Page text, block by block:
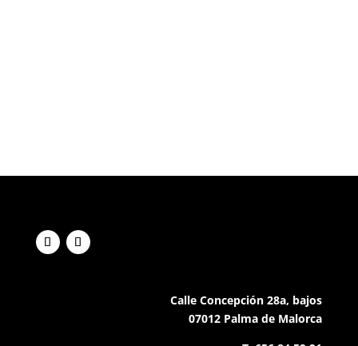
Calle Concepción 28a, bajos
07012 Palma de Malorca